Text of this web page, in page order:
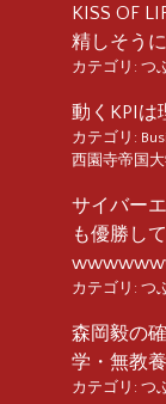
KISS OF
精しそう
カテゴリ: つ
動くKPIは
カテゴリ:
西園寺帝国
サイバー
も優勝し
カテゴリ: つ
森岡毅の
学・無教
カテゴリ: つ